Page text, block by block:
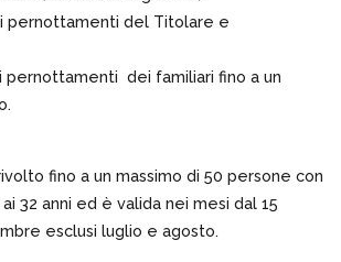
pernottamenti del Titolare e
pernottamenti dei familiari fino a un
fino a un massimo di 50 persone con
32 anni ed è valida nei mesi dal 15
esclusi luglio e agosto.